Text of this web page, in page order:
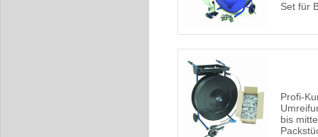
Set für
Profi-
bis